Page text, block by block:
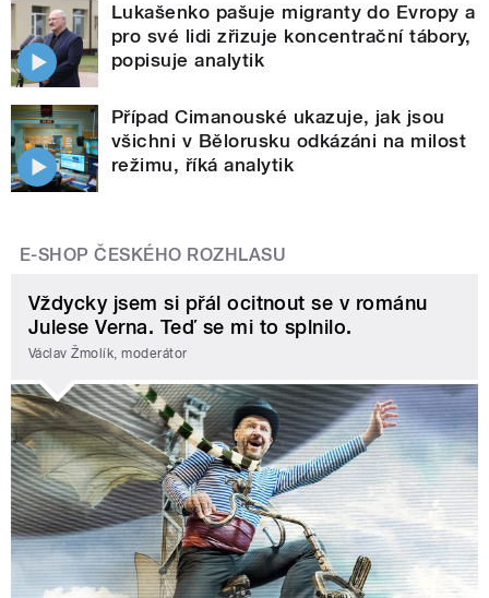
Lukašenko pašuje migranty do Evropy a
pro své lidi zřizuje koncentrační tábory,
popisuje analytik
Případ Cimanouské ukazuje, jak jsou
všichni v Bělorusku odkázáni na milost
režimu, říká analytik
E-SHOP ČESKÉHO ROZHLASU
Vždycky jsem si přál ocitnout se v románu
Julese Verna. Teď se mi to splnilo.
Václav Žmolík, moderátor